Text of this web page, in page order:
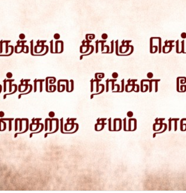
கடவுள் பொன்மொழிகள்
வாழ்த்து பொன்மொழிகள்